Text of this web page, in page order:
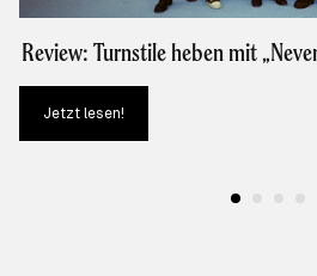
Review: Turnstile heben mit
Jetzt lesen!